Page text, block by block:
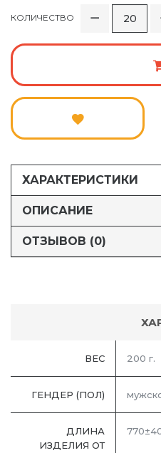
КОЛИЧЕСТВО
ХАРАКТЕРИСТИКИ
ОПИСАНИЕ
ОТЗЫВОВ (0)
ВЕС 200 г.
ГЕНДЕР (ПОЛ)
ДЛИНА
ИЗДЕЛИЯ ОТ